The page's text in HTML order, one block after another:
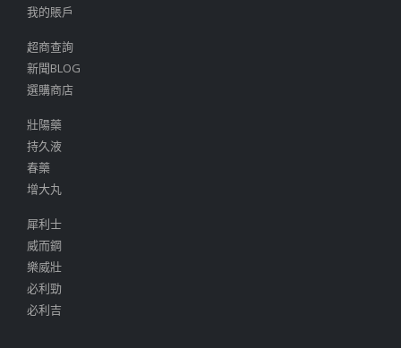
我的賬戶
超商查詢
新聞BLOG
選購商店
壯陽藥
持久液
春藥
增大丸
犀利士
威而鋼
樂威壯
必利勁
必利吉